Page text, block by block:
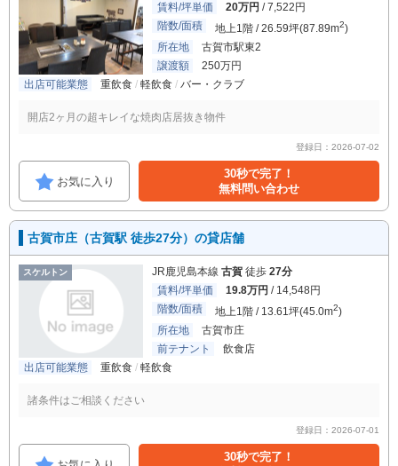
賃料/坪単価
20万円 / 7,522円
階数/面積
地上1階 / 26.59坪(87.89m2)
所在地
古賀市駅東2
譲渡額
250万円
出店可能業態
重飲食 軽飲食 バー・クラブ
開店2ヶ月の超キレイな焼肉店居抜き物件
登録日：2026-07-02
お気に入り
30秒で完了！
無料問い合わせ
古賀市庄（古賀駅 徒歩27分）の貸店舗
スケルトン JR鹿児島本線 古賀 徒歩 27分
賃料/坪単価
19.8万円 / 14,548円
階数/面積
地上1階 / 13.61坪(45.0m2)
所在地
古賀市庄
前テナント
飲食店
出店可能業態
重飲食 軽飲食
諸条件はご相談ください
登録日：2026-07-01
30秒で完了！